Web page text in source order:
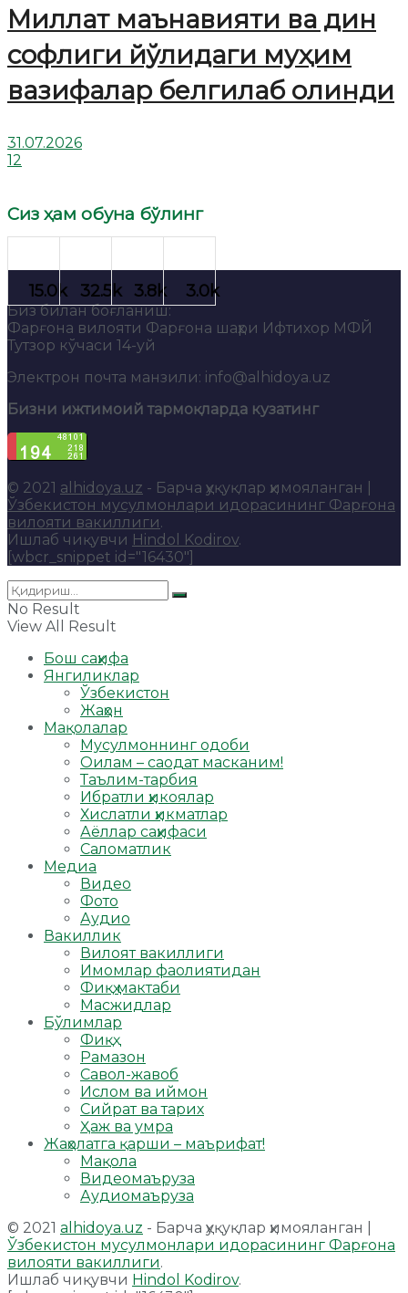
Миллат маънавияти ва дин
софлиги йўлидаги муҳим
вазифалар белгилаб олинди
31.07.2026
12
Сиз ҳам обуна бўлинг
Биз билан боғланиш:
Фарғона вилояти Фарғона шаҳри Ифтихор МФЙ
Тутзор кўчаси 14-уй
Электрон почта манзили: info@alhidoya.uz
Бизни ижтимоий тармоқларда кузатинг
© 2021 alhidoya.uz - Барча ҳуқуқлар ҳимояланган |
Ўзбекистон мусулмонлари идорасининг Фарғона
вилояти вакиллиги.
Ишлаб чиқувчи Hindol Kodirov.
[wbcr_snippet id="16430"]
No Result
View All Result
Бош саҳифа
Янгиликлар
Ўзбекистон
Жаҳон
Мақолалар
Мусулмоннинг одоби
Оилам – саодат масканим!
Таълим-тарбия
Ибратли ҳикоялар
Хислатли ҳикматлар
Аёллар саҳифаси
Саломатлик
Медиа
Видео
Фото
Аудио
Вакиллик
Вилоят вакиллиги
Имомлар фаолиятидан
Фиқҳ мактаби
Масжидлар
Бўлимлар
Фиқҳ
Рамазон
Савол-жавоб
Ислом ва иймон
Сийрат ва тарих
Ҳаж ва умра
Жаҳолатга қарши – маърифат!
Мақола
Видеомаъруза
Аудиомаъруза
© 2021 alhidoya.uz - Барча ҳуқуқлар ҳимояланган |
Ўзбекистон мусулмонлари идорасининг Фарғона
вилояти вакиллиги.
Ишлаб чиқувчи Hindol Kodirov.